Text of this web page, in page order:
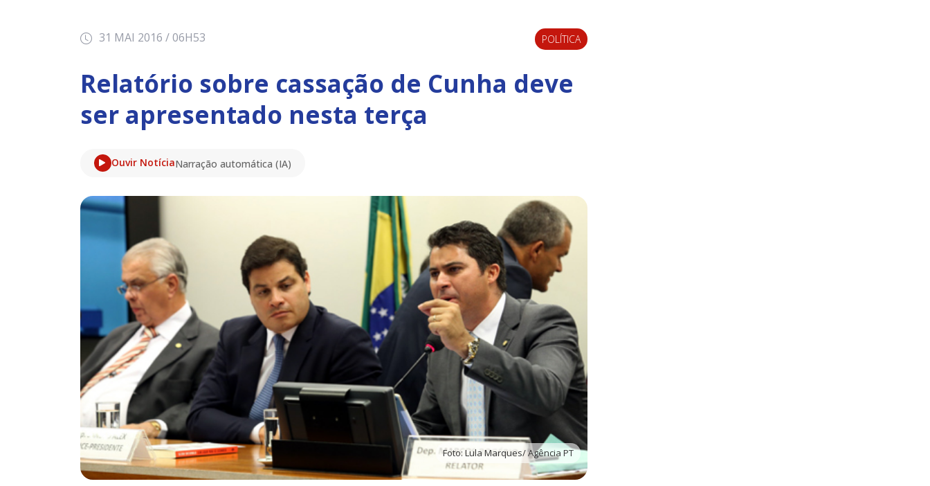
31 MAI 2016 / 06H53 POLÍTICA
Relatório sobre cassação de Cunha deve
ser apresentado nesta terça
Ouvir NotíciaNarração automática (IA)
Foto: Lula Marques/ Agência PT